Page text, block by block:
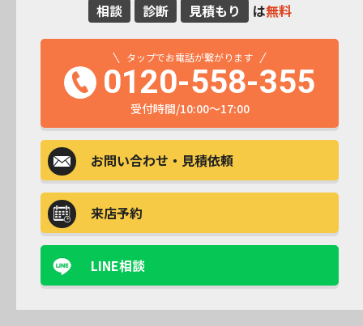
相談
診断 見積もり は無料
タップでお電話が繋がります
0120-558-355
受付時間/10:00～17:00
お問い合わせ ・見積依頼
来店予約
LINE相談